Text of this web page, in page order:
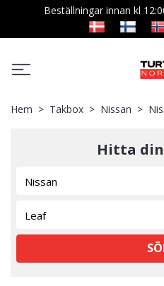
Beställningar innan kl
Hem Takbox Nissan
Hitta